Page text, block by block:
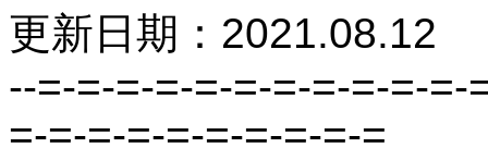
更新日期：2021.08.12
--=-=-=-=-=-=-=-=-=-=-
=-=-=-=-=-=-=-=-=-=